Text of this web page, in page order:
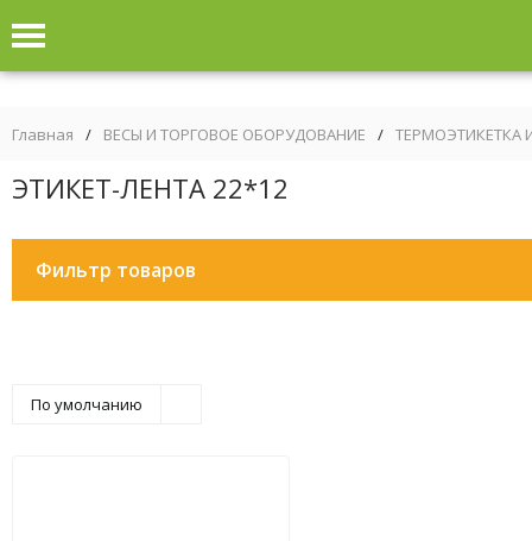
Главная / ВЕСЫ И ТОРГОВОЕ ОБОРУДОВАНИЕ / ТЕРМОЭТИКЕТКА
ЭТИКЕТ-ЛЕНТА 22*12
Фильтр товаров
По умолчанию